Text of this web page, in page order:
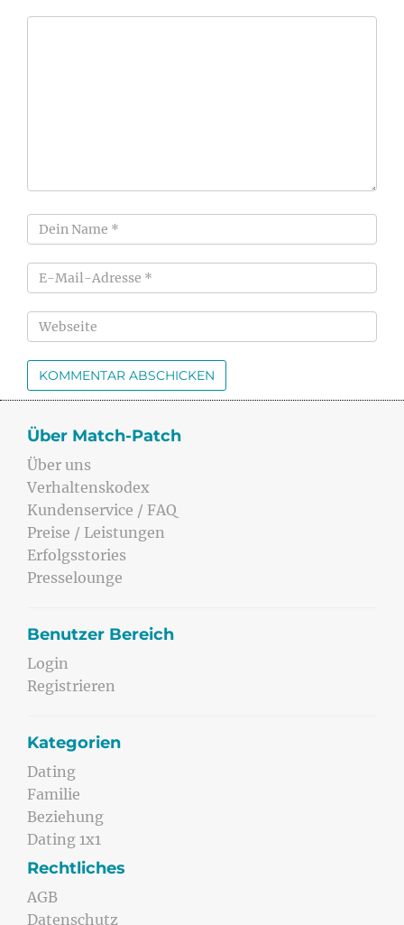
Über Match-Patch
Über uns
Verhaltenskodex
Kundenservice / FAQ
Preise / Leistungen
Erfolgsstories
Presselounge
Benutzer Bereich
Login
Registrieren
Kategorien
Dating
Familie
Beziehung
Dating 1x1
Rechtliches
AGB
Datenschutz